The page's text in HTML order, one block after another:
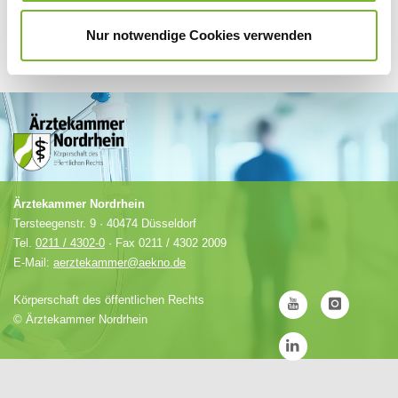
Nur notwendige Cookies verwenden
Ärztekammer Nordrhein
Tersteegenstr. 9 · 40474 Düsseldorf
Tel. 0211 / 4302-0 · Fax 0211 / 4302 2009
E-Mail: aerztekammer@aekno.de
Körperschaft des öffentlichen Rechts
© Ärztekammer Nordrhein